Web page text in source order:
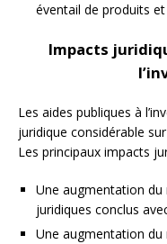
éventail de produits et
Impacts
Les aides publiques à
juridique considérable
Les principaux impacts
Une augmentation
juridiques conclus
Une augmentation